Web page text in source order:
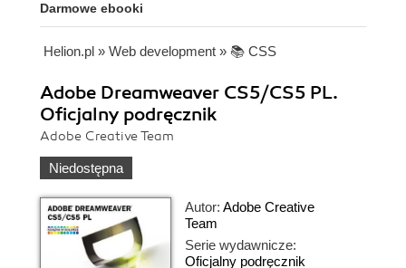
Darmowe ebooki
Helion.pl » Web development » 📚 CSS
Adobe Dreamweaver CS5/CS5 PL.
Oficjalny podręcznik
Adobe Creative Team
Niedostępna
Autor: Adobe Creative
Team
Serie wydawnicze:
Oficjalny podręcznik